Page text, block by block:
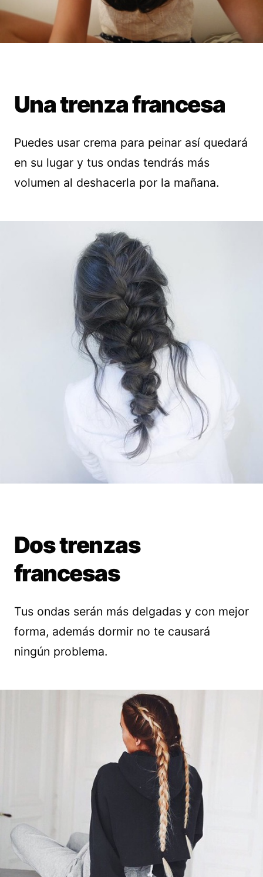
Una trenza francesa
Puedes usar crema para peinar así quedará
en su lugar y tus ondas tendrás más
volumen al deshacerla por la mañana.
Dos trenzas
francesas
Tus ondas serán más delgadas y con mejor
forma, además dormir no te causará
ningún problema.